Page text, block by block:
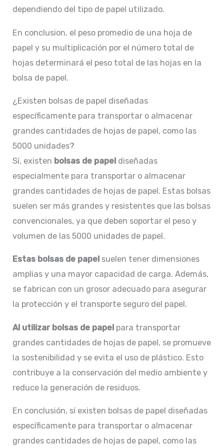
dependiendo del tipo de papel utilizado.
En conclusion, el peso promedio de una hoja de
papel y su multiplicación por el número total de
hojas determinará el peso total de las hojas en la
bolsa de papel.
¿Existen bolsas de papel diseñadas
específicamente para transportar o almacenar
grandes cantidades de hojas de papel, como las
5000 unidades?
Sí, existen bolsas de papel diseñadas
especialmente para transportar o almacenar
grandes cantidades de hojas de papel. Estas bolsas
suelen ser más grandes y resistentes que las bolsas
convencionales, ya que deben soportar el peso y
volumen de las 5000 unidades de papel.
Estas bolsas de papel suelen tener dimensiones
amplias y una mayor capacidad de carga. Además,
se fabrican con un grosor adecuado para asegurar
la protección y el transporte seguro del papel.
Al utilizar bolsas de papel para transportar
grandes cantidades de hojas de papel, se promueve
la sostenibilidad y se evita el uso de plástico. Esto
contribuye a la conservación del medio ambiente y
reduce la generación de residuos.
En conclusión, sí existen bolsas de papel diseñadas
específicamente para transportar o almacenar
grandes cantidades de hojas de papel, como las